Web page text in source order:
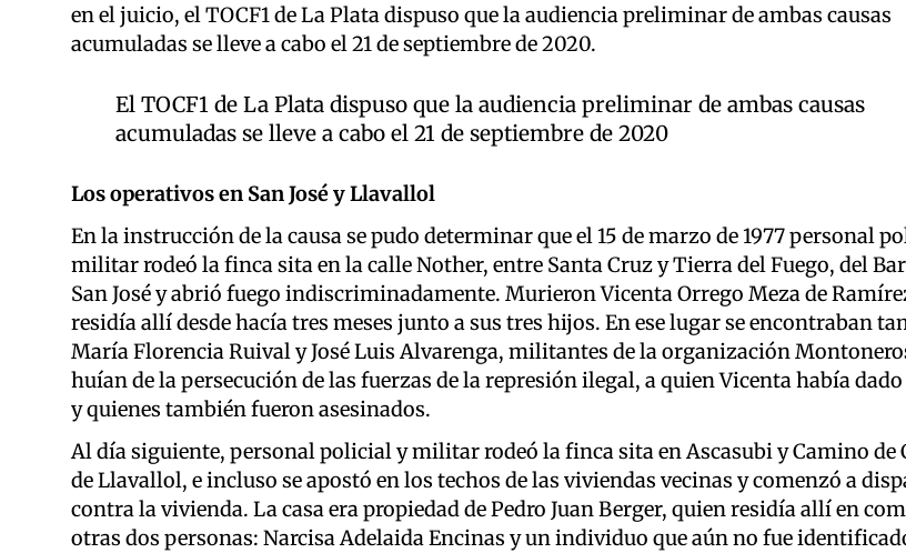
en el juicio, el TOCF1 de La Plata dispuso que la audiencia preliminar de ambas causas
acumuladas se lleve a cabo el 21 de septiembre de 2020.
El TOCF1 de La Plata dispuso que la audiencia preliminar de ambas causas
acumuladas se lleve a cabo el 21 de septiembre de 2020
Los operativos en San José y Llavallol
En la instrucción de la causa se pudo determinar que el 15 de marzo de 1977 personal
militar rodeó la finca sita en la calle Nother, entre Santa Cruz y Tierra del Fuego, del
San José y abrió fuego indiscriminadamente. Murieron Vicenta Orrego Meza de
residía allí desde hacía tres meses junto a sus tres hijos. En ese lugar se encontraban
María Florencia Ruival y José Luis Alvarenga, militantes de la organización
huían de la persecución de las fuerzas de la represión ilegal, a quien Vicenta había
y quienes también fueron asesinados.
Al día siguiente, personal policial y militar rodeó la finca sita en Ascasubi y Camino de
de Llavallol, e incluso se apostó en los techos de las viviendas vecinas y comenzó a
contra la vivienda. La casa era propiedad de Pedro Juan Berger, quien residía allí en
otras dos personas: Narcisa Adelaida Encinas y un individuo que aún no fue